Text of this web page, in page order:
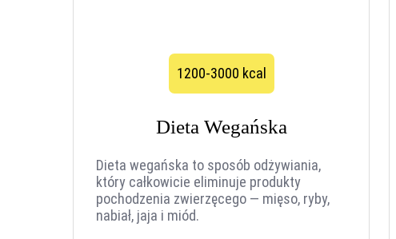
1200-3000 kcal
Dieta Wegańska
Dieta wegańska to sposób odżywiania,
który całkowicie eliminuje produkty
pochodzenia zwierzęcego — mięso, ryby,
nabiał, jaja i miód.